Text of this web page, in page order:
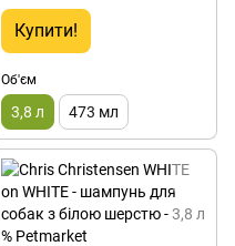
Купити!
Об'єм
3,8 л 473 мл